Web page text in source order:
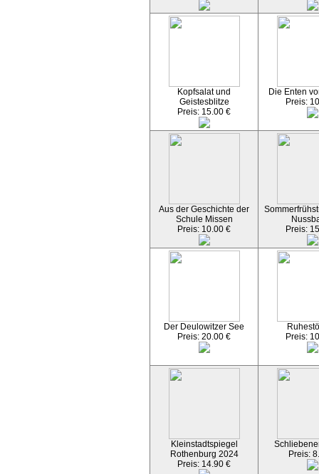
Kopfsalat und
Geistesblitze
Preis: 15.00 €
Die Enten
Preis:
Aus der Geschichte der
Schule Missen
Preis: 10.00 €
Preis:
Der Deulowitzer See
Preis: 20.00 €
Preis:
Kleinstadtspiegel
Rothenburg 2024
Preis: 14.90 €
Preis: